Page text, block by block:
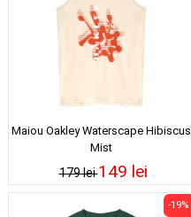
Maiou Oakley Waterscape Hibiscus
Mist
179 lei149 lei
-19%